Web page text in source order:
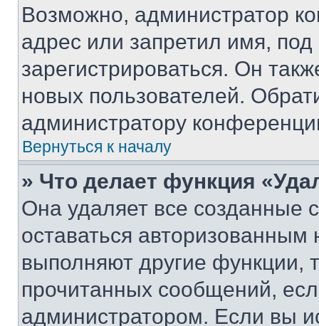
Возможно, администратор
адрес или запретил имя,
зарегистрироваться. Он
новых пользователей.
администратору
Вернуться к началу
» Что делает функция
Она удаляет все созданные
оставаться
выполняют другие функции,
прочитанных сообщений,
администратором. Если вы